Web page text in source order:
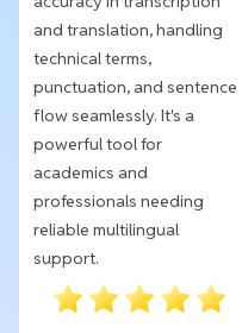
and translation, handling
technical terms,
punctuation, and sentence
flow seamlessly. It's a
powerful tool for
academics and
professionals needing
reliable multilingual
support.